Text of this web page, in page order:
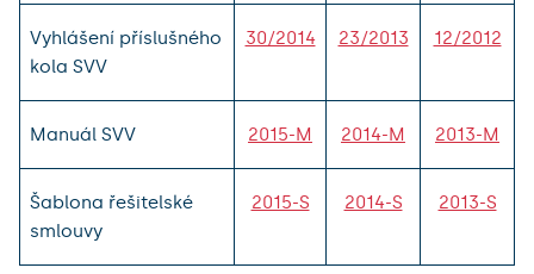
Vyhlášení příslušného
kola SVV
30/2014 23/2013 12/2012
Manuál SVV 2015-M 2014-M 2013-M
Šablona řešitelské
smlouvy
2015-S 2014-S 2013-S